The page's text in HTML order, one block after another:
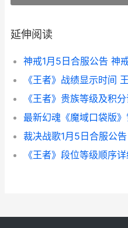
延伸阅读
神戒1月5日合服公告 神
《王者》战绩显示时间
裁决战歌1月5日合服公